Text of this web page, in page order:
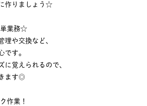
作りましょう☆
業務☆
理や交換など、
です。
に覚えられるので、
ます◎
作業！